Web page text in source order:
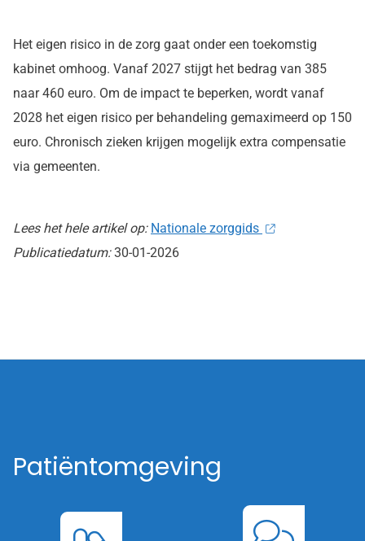
Het eigen risico in de zorg gaat onder een toekomstig
kabinet omhoog. Vanaf 2027 stijgt het bedrag van 385
naar 460 euro. Om de impact te beperken, wordt vanaf
2028 het eigen risico per behandeling gemaximeerd op 150
euro. Chronisch zieken krijgen mogelijk extra compensatie
via gemeenten.
Lees het hele artikel op: Nationale zorggids
Publicatiedatum:30-01-2026
Patiëntomgeving